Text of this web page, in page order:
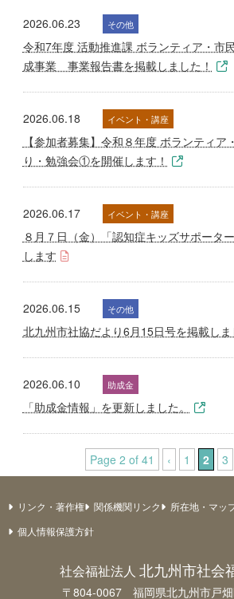
2026.06.23 その他
令和7年度 活動推進課 ボランティア・市
成事業 事業報告書を掲載しました！
2026.06.18 イベント・講座
【参加者募集】令和８年度 ボランティア
り・勉強会①を開催します！
2026.06.17 イベント・講座
８月７日（金）「認知症キッズサポータ
します
2026.06.15 その他
北九州市社協だより6月15日号を掲載しま
2026.06.10 助成金
「助成金情報」を更新しました。
Page 2 of 41 ‹ 1 2 3
リンク・著作権 関係機関リンク 所在地・マッ
個人情報保護方針
社会福祉法人 北九州市社会
〒804-0067 福岡県北九州市戸